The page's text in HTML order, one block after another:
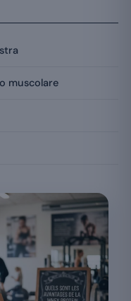
muscolare